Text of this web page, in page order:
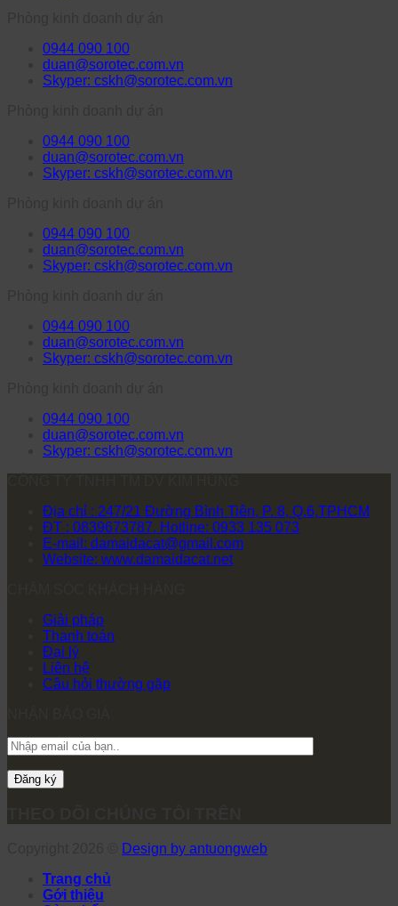
0944 090 100
duan@sorotec.com.vn
Skyper: cskh@sorotec.com.vn
0944 090 100
duan@sorotec.com.vn
Skyper: cskh@sorotec.com.vn
0944 090 100
duan@sorotec.com.vn
Skyper: cskh@sorotec.com.vn
0944 090 100
duan@sorotec.com.vn
Skyper: cskh@sorotec.com.vn
0944 090 100
duan@sorotec.com.vn
Skyper: cskh@sorotec.com.vn
Địa chỉ : 247/21 Đường Bình Tiên, P. 8, Q.6,TPHCM
ĐT : 0839673787. Hotline: 0933 135 073
E-mail: damaidacat@gmail.com
Website: www.damaidacat.net
Giải pháp
Thanh toán
Đại lý
Liên hệ
Câu hỏi thường gặp
Design by antuongweb
Trang chủ
Gới thiệu